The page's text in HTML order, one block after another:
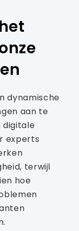
dynamische
aan te
digitale
experts
terwijl
hoe